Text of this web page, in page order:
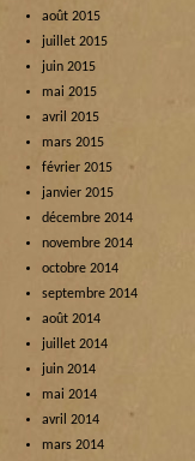
août 2015
juillet 2015
juin 2015
mai 2015
avril 2015
mars 2015
février 2015
janvier 2015
décembre 2014
novembre 2014
octobre 2014
septembre 2014
août 2014
juillet 2014
juin 2014
mai 2014
avril 2014
mars 2014